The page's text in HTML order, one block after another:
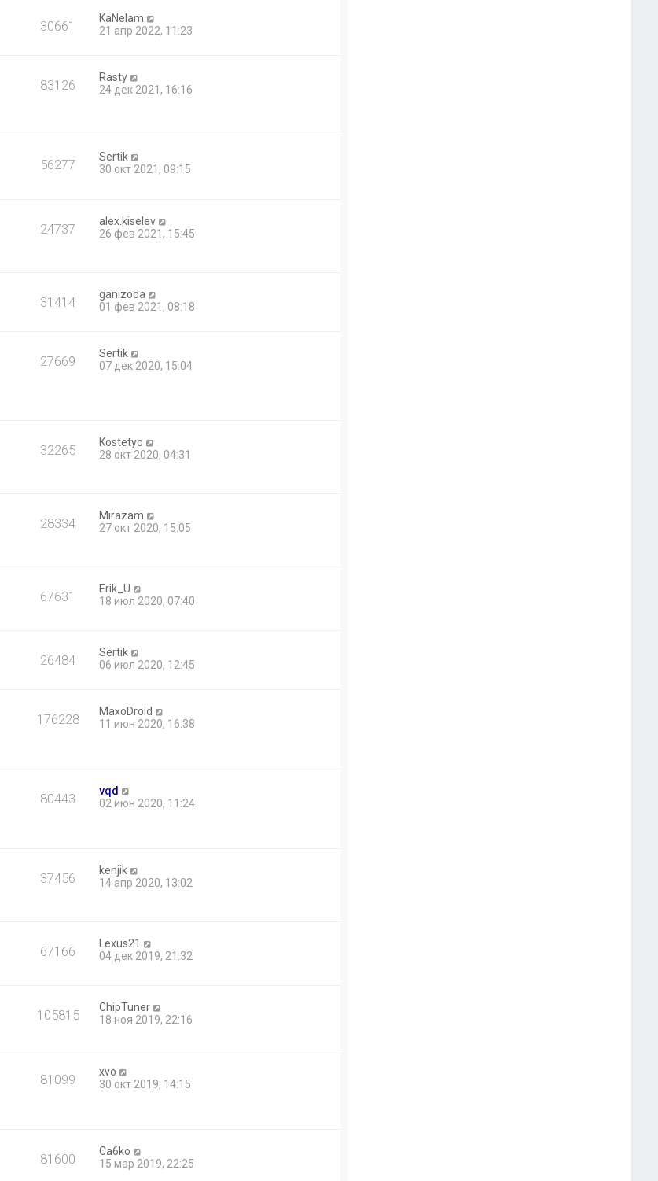
30661
KaNelam
21 апр 2022, 11:23
83126
Rasty
24 дек 2021, 16:16
56277
Sertik
30 окт 2021, 09:15
24737
alex.kiselev
26 фев 2021, 15:45
31414
ganizoda
01 фев 2021, 08:18
27669
Sertik
07 дек 2020, 15:04
32265
Kostetyo
28 окт 2020, 04:31
28334
Mirazam
27 окт 2020, 15:05
67631
Erik_U
18 июл 2020, 07:40
26484
Sertik
06 июл 2020, 12:45
176228
MaxoDroid
11 июн 2020, 16:38
80443
vqd
02 июн 2020, 11:24
37456
kenjik
14 апр 2020, 13:02
67166
Lexus21
04 дек 2019, 21:32
105815
ChipTuner
18 ноя 2019, 22:16
81099
xvo
30 окт 2019, 14:15
81600
Ca6ko
15 мар 2019, 22:25